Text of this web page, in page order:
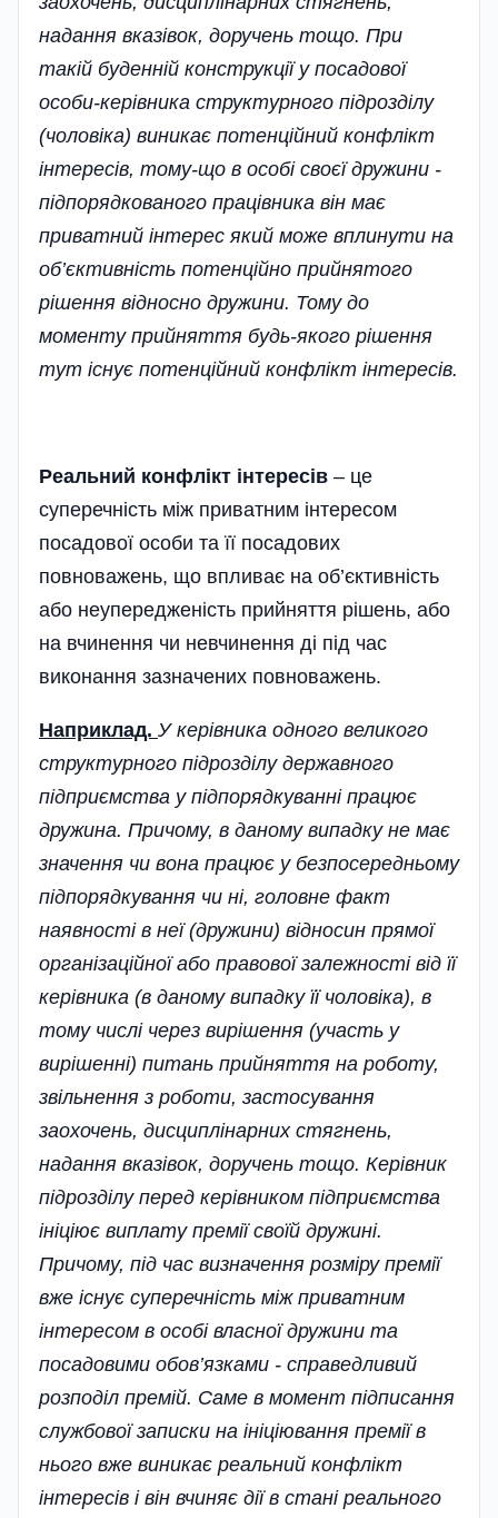
надання вказівок, доручень тощо. При
такій буденній конструкції у посадової
особи-керівника структурного підрозділу
(чоловіка) виникає потенційний конфлікт
інтересів, тому-що в особі своєї дружини -
підпорядкованого працівника він має
приватний інтерес який може вплинути на
об’єктивність потенційно прийнятого
рішення відносно дружини. Тому до
моменту прийняття будь-якого рішення
тут існує потенційний конфлікт інтересів.
Реальний конфлікт інтересів – це
суперечність між приватним інтересом
посадової особи та її посадових
повноважень, що впливає на об’єктивність
або неупередженість прийняття рішень, або
на вчинення чи невчинення ді під час
виконання зазначених повноважень.
Наприклад. У керівника одного великого
структурного підрозділу державного
підприємства у підпорядкуванні працює
дружина. Причому, в даному випадку не має
значення чи вона працює у безпосередньому
підпорядкування чи ні, головне факт
наявності в неї (дружини) відносин прямої
організаційної або правової залежності від її
керівника (в даному випадку її чоловіка), в
тому числі через вирішення (участь у
вирішенні) питань прийняття на роботу,
звільнення з роботи, застосування
заохочень, дисциплінарних стягнень,
надання вказівок, доручень тощо. Керівник
підрозділу перед керівником підприємства
ініціює виплату премії своїй дружині.
Причому, під час визначення розміру премії
вже існує суперечність між приватним
інтересом в особі власної дружини та
посадовими обов’язками - справедливий
розподіл премій. Саме в момент підписання
службової записки на ініціювання премії в
нього вже виникає реальний конфлікт
інтересів і він вчиняє дії в стані реального